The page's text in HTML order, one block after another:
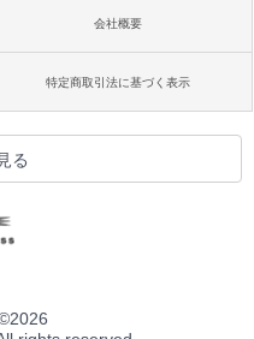
会社概要
特定商取引法に基づく表示
る
2026